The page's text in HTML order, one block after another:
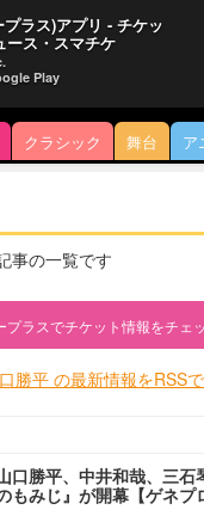
クラシック 舞台 ア
事の一覧です
プラスでチケット情報をチェ
勝平 の最新情報をRSS
口勝平、中井和哉、三石
もみじ』が開幕【ゲネ
プラス)アプリ - チケッ
ース・スマチケ
Play